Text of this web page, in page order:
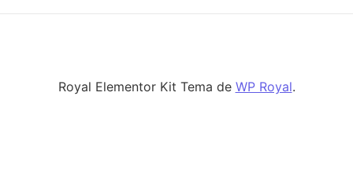
Royal Elementor Kit Tema de WP Royal.